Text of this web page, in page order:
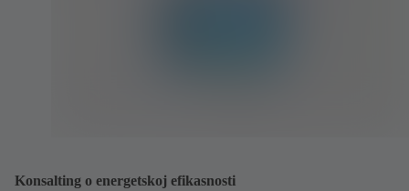
Konsalting o energetskoj efikasnosti